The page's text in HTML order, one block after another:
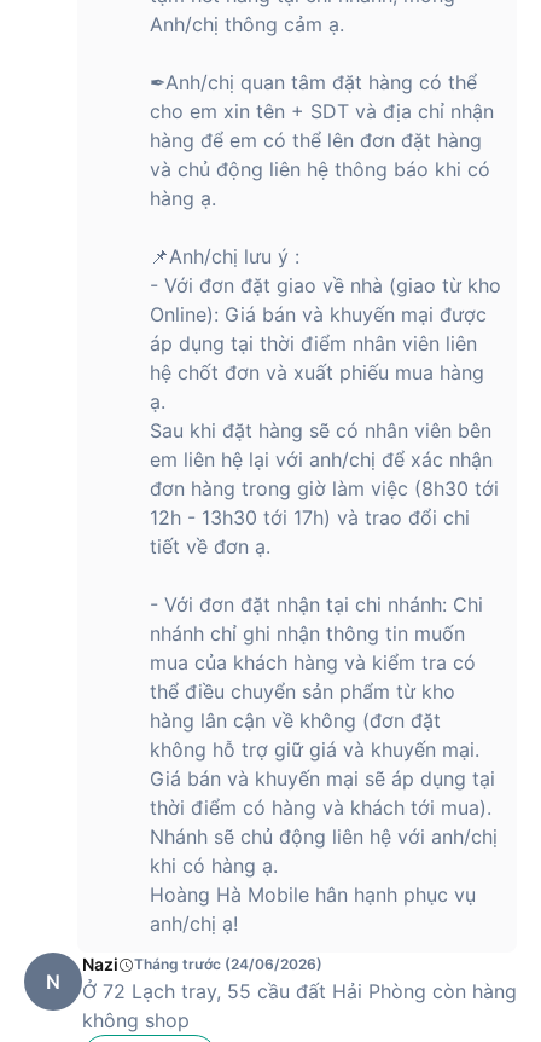
Anh/chị thông cảm ạ.
✒Anh/chị quan tâm đặt hàng có thể
cho em xin tên + SDT và địa chỉ nhận
hàng để em có thể lên đơn đặt hàng
và chủ động liên hệ thông báo khi có
hàng ạ.
📌Anh/chị lưu ý :
- Với đơn đặt giao về nhà (giao từ kho
Online): Giá bán và khuyến mại được
áp dụng tại thời điểm nhân viên liên
hệ chốt đơn và xuất phiếu mua hàng
ạ.
Sau khi đặt hàng sẽ có nhân viên bên
em liên hệ lại với anh/chị để xác nhận
đơn hàng trong giờ làm việc (8h30 tới
12h - 13h30 tới 17h) và trao đổi chi
tiết về đơn ạ.
- Với đơn đặt nhận tại chi nhánh: Chi
nhánh chỉ ghi nhận thông tin muốn
mua của khách hàng và kiểm tra có
thể điều chuyển sản phẩm từ kho
hàng lân cận về không (đơn đặt
không hỗ trợ giữ giá và khuyến mại.
Giá bán và khuyến mại sẽ áp dụng tại
thời điểm có hàng và khách tới mua).
Nhánh sẽ chủ động liên hệ với anh/chị
khi có hàng ạ.
Hoàng Hà Mobile hân hạnh phục vụ
anh/chị ạ!
N
Nazi Tháng trước (24/06/2026)
Ở 72 Lạch tray, 55 cầu đất Hải Phòng còn hàng
không shop